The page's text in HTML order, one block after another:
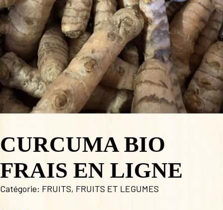
CURCUMA BIO
FRAIS EN LIGNE
Catégorie: FRUITS, FRUITS ET LEGUMES